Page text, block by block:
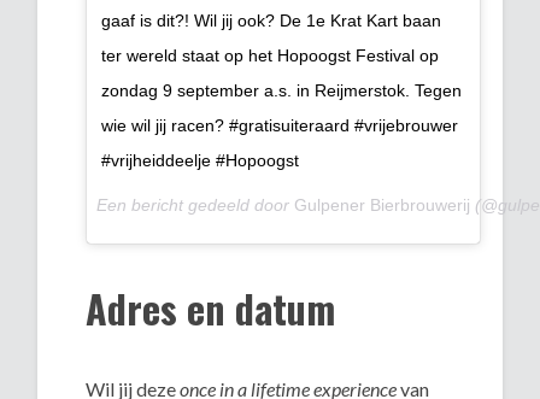
gaaf is dit?! Wil jij ook? De 1e Krat Kart baan
ter wereld staat op het Hopoogst Festival op
zondag 9 september a.s. in Reijmerstok. Tegen
wie wil jij racen? #gratisuiteraard #vrijebrouwer
#vrijheiddeelje #Hopoogst
Een bericht gedeeld door Gulpener Bierbrouwerij
Adres en datum
Wil jij dezeonce in a lifetime experiencevan